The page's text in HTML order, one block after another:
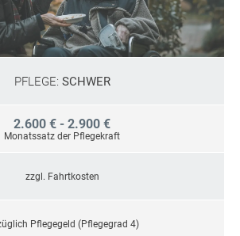
PFLEGE: SCHWER
2.600 € - 2.900 €
Monatssatz der Pflegekraft
zzgl. Fahrtkosten
Pflegegeld (Pflegegrad 4)